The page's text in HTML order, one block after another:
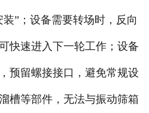
”；设备需要转场时，反向
快速进入下一轮工作；设备
预留螺接接口，避免常规设
槽等部件，无法与振动筛箱